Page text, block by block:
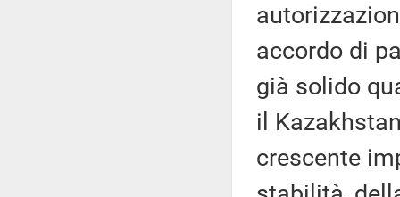
accordo di
già solido
il
crescente